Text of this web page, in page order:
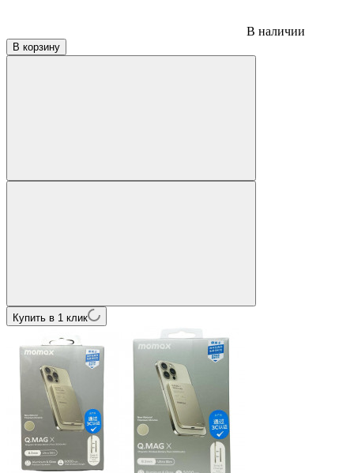
В наличии
В корзину
Купить в 1 клик